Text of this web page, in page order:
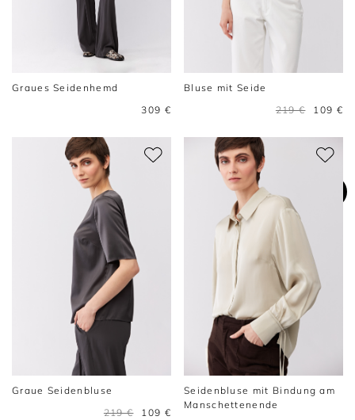
Graues Seidenhemd
309 €
Bluse mit Seide
219 €
109 €
Graue Seidenbluse
219 €
109 €
Seidenbluse mit Bindung am
Manschettenende